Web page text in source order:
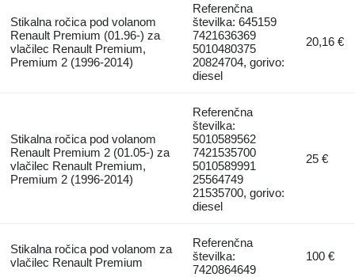
Stikalna ročica pod volanom
Renault Premium (01.96-) za
vlačilec Renault Premium,
Premium 2 (1996-2014)
Referenčna
številka: 645159
7421636369
5010480375
20824704, gorivo:
diesel
20,16 €
Stikalna ročica pod volanom
Renault Premium 2 (01.05-) za
vlačilec Renault Premium,
Premium 2 (1996-2014)
Referenčna
številka:
5010589562
7421535700
5010589991
25564749
21535700, gorivo:
diesel
25 €
Stikalna ročica pod volanom za
vlačilec Renault Premium
Referenčna
številka:
7420864649
100 €